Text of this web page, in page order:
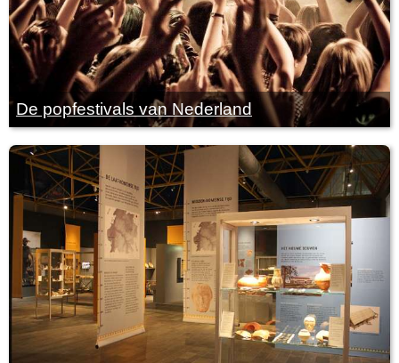
De popfestivals van Nederland